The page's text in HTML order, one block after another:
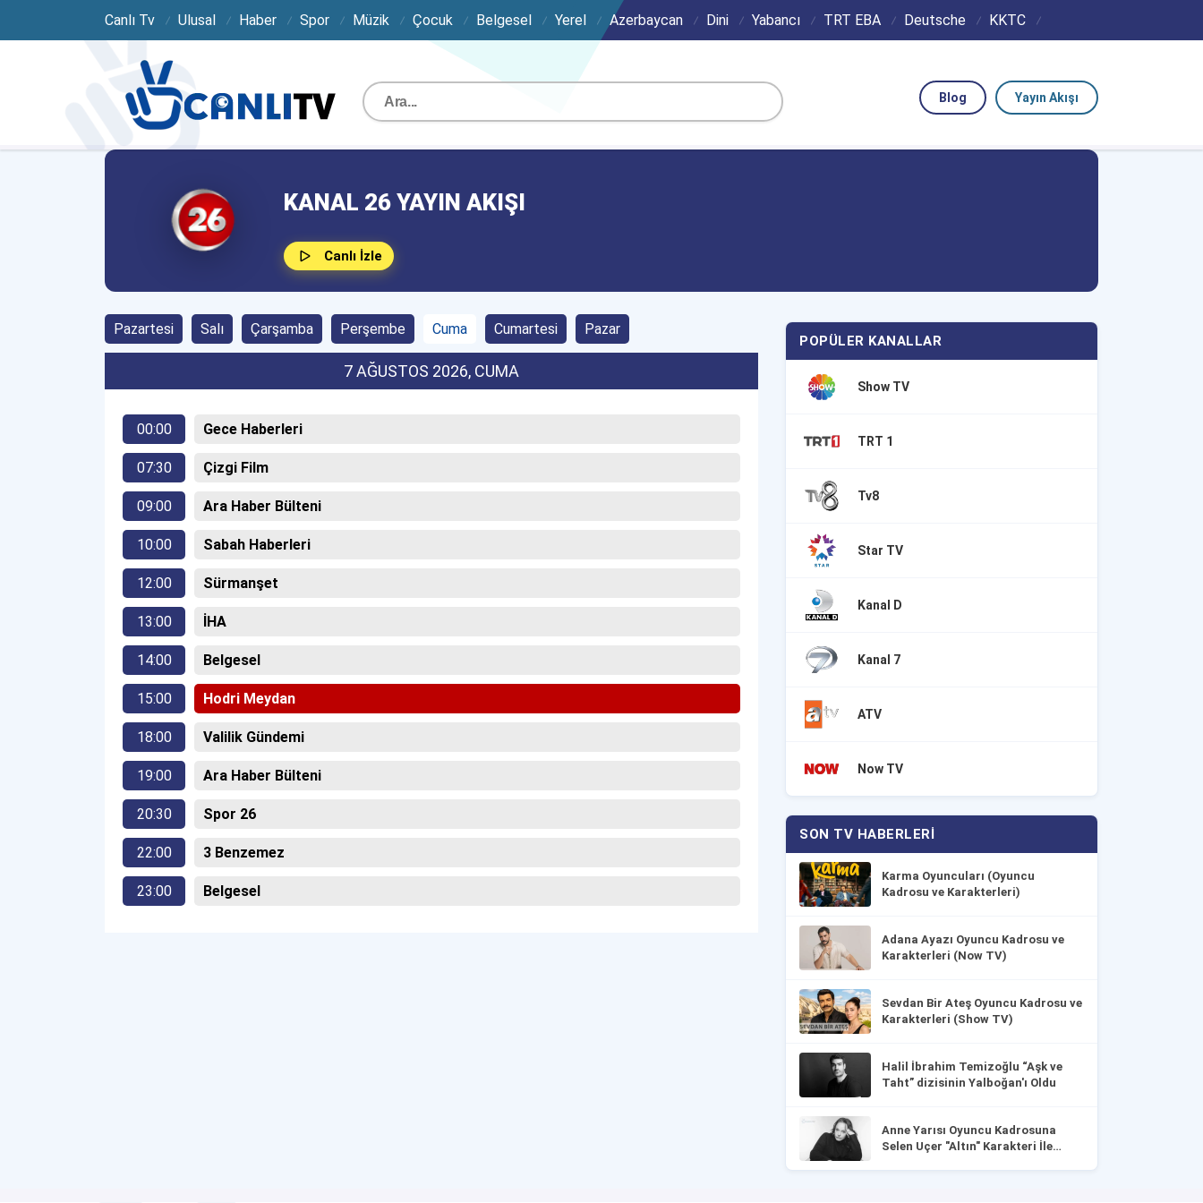
Canlı Tv Ulusal Haber Spor Müzik Çocuk Belgesel Yerel Azerbaycan Dini Yabancı TRT EBA Deutsche KKTC
Yayın Akışı
Blog
KANAL 26 YAYIN AKIŞI
Canlı İzle
Pazartesi Salı Çarşamba Perşembe Cuma Cumartesi Pazar
7 AĞUSTOS 2026, CUMA
00:00 Gece Haberleri
07:30 Çizgi Film
09:00 Ara Haber Bülteni
10:00 Sabah Haberleri
12:00 Sürmanşet
13:00 İHA
14:00 Belgesel
15:00 Hodri Meydan
18:00 Valilik Gündemi
19:00 Ara Haber Bülteni
20:30 Spor 26
22:00 3 Benzemez
23:00 Belgesel
POPÜLER KANALLAR
Show TV
TRT 1
Tv8
Star TV
Kanal D
Kanal 7
ATV
Now TV
SON TV HABERLERI
Karma Oyuncuları (Oyuncu
Kadrosu ve Karakterleri)
Adana Ayazı Oyuncu Kadrosu ve
Karakterleri (Now TV)
Sevdan Bir Ateş Oyuncu Kadrosu ve
Karakterleri (Show TV)
Halil İbrahim Temizoğlu “Aşk ve
Taht” dizisinin Yalboğan'ı Oldu
Anne Yarısı Oyuncu Kadrosuna
Selen Uçer "Altın" Karakteri İle